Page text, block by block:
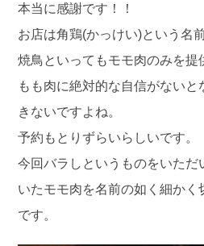
本当に感謝です！！
お店は角鶏(かっけい)という名
焼鳥といってもモモ肉のみを提
もも肉に絶対的な自信がない
きないですよね。
予約もとりずらいらしいです。
今回バラしというものをいただ
いたモモ肉を名前の如く細か
です。